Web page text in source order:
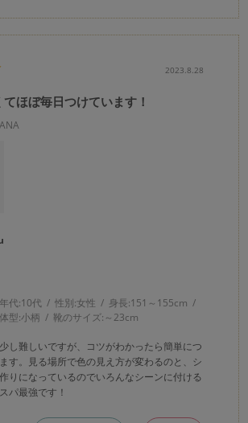
2023.8.28
ほぼ毎日つけています！
年代:10代 性別:女性 身長:151～155cm
体型:小柄 靴のサイズ: ～23cm
し難しいですが、コツがわかったら簡単につ
す。見る場所で色の見え方が変わるのと、シ
りになっているのでいろんなシーンに付ける
パ最強です！